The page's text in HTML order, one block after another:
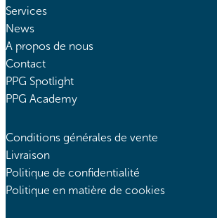
Services
News
A propos de nous
Contact
PPG Spotlight
PPG Academy
Conditions générales de vente
Livraison
Politique de confidentialité
Politique en matière de cookies